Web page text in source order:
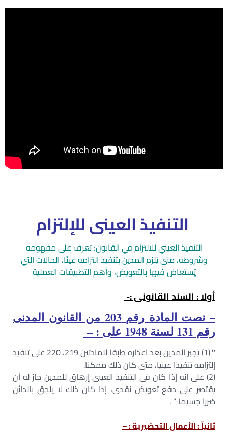
التنفيذ العينى للإلتزام
التنفيذ العيني للالتزام في القانون: تعرف على مفهومه
وشروطه، متى يُلزم المدين بتنفيذ التزامه عينًا، الحالات التي
يُستعاض فيها بالتعويض، وأهم التطبيقات العملية
أولا : السند القانونى :-
– نصت المادة رقم 203 من القانون المدنى
رقم 131 لسنة 1948 على : –
”
(1) يجبر المدين بعد اعذاره طبقا للمادتين 219، 220 على تنفيذ
إلتزامه تنفيذا عينيا، متى كان ذلك ممكنا.
(2) على انه إذا كان فى التنفيذ العينى إرهاق للمدين جاز له أن
يقتصر على دفع تعويض نقدى، إذا كان ذلك لا يلحق بالدائن
ضررا جسيما ” .
ثانيآ : الأعمال التحضيرية : –